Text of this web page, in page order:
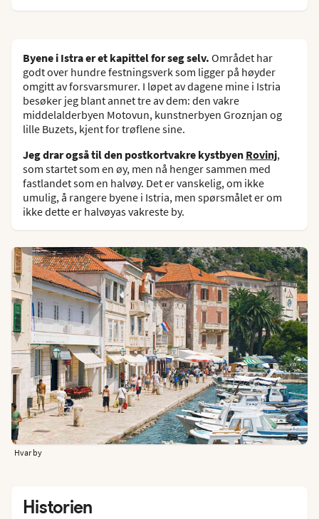
Byene i Istra er et kapittel for seg selv. Området har
godt over hundre festningsverk som ligger på høyder
omgitt av forsvarsmurer. I løpet av dagene mine i Istria
besøker jeg blant annet tre av dem: den vakre
middelalderbyen Motovun, kunstnerbyen Groznjan og
lille Buzets, kjent for trøflene sine.
Jeg drar også til den postkortvakre kystbyen Rovinj,
som startet som en øy, men nå henger sammen med
fastlandet som en halvøy. Det er vanskelig, om ikke
umulig, å rangere byene i Istria, men spørsmålet er om
ikke dette er halvøyas vakreste by.
Hvar by
Historien